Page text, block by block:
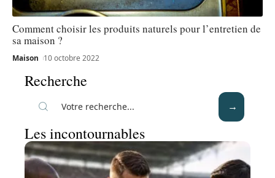
Comment choisir les produits naturels pour l’entretien de
sa maison ?
Maison 10 octobre 2022
Recherche
Les incontournables